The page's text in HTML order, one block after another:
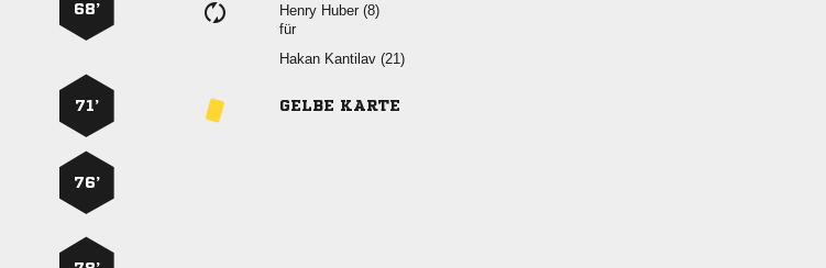
68’
  
für
  
71’ GELBE KARTE
76’